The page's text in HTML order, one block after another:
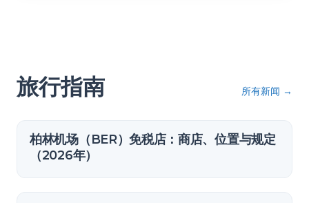
旅行指南 所有新闻 →
柏林机场（BER）免税店：商店、位置与规定
（2026年）